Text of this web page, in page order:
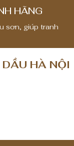
HÃNG
sơn, giúp tranh
HÀ NỘI